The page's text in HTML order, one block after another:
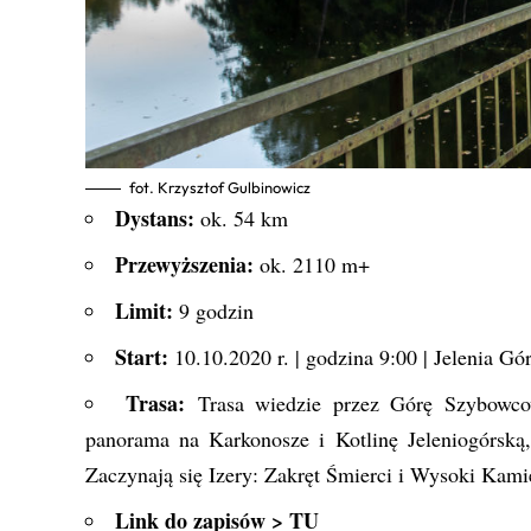
fot. Krzysztof Gulbinowicz
Dystans: ok. 54 km
Przewyższenia: ok. 2110 m+
Limit: 9 godzin
Start: 10.10.2020 r. | godzina 9:00 | Jelenia
Trasa: Trasa wiedzie przez Górę
panorama na Karkonosze i Kotlinę
Zaczynają się Izery: Zakręt Śmierci i Wysoki
Link do zapisów > TU